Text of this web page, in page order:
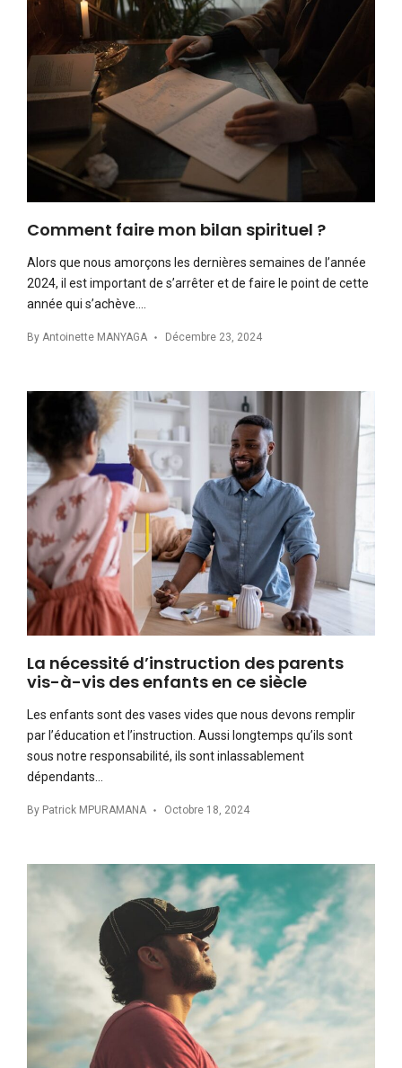
Comment faire mon bilan spirituel ?
Alors que nous amorçons les dernières semaines de l’année
2024, il est important de s’arrêter et de faire le point de cette
année qui s’achève….
By Antoinette MANYAGA Décembre 23, 2024
La nécessité d’instruction des parents
vis-à-vis des enfants en ce siècle
Les enfants sont des vases vides que nous devons remplir
par l’éducation et l’instruction. Aussi longtemps qu’ils sont
sous notre responsabilité, ils sont inlassablement
dépendants…
By Patrick MPURAMANA Octobre 18, 2024